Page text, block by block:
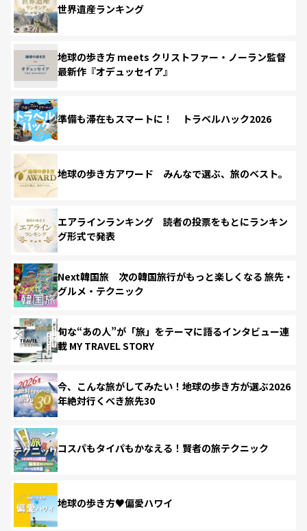
世界遺産ランキング
地球の歩き方 meets クリストファー・ノーラン監督
最新作『オデュッセイア』
準備も滞在もスマートに！ トラベルハック2026
地球の歩き方アワード みんなで選ぶ、旅のベスト。
エアラインランキング 読者の投票をもとにランキン
グ形式で発表
Next韓国旅 次の韓国旅行がもっと楽しくなる 旅先・
グルメ・テクニック
旬な“あの人”が「旅」をテーマに語るインタビュー連
載 MY TRAVEL STORY
今、こんな旅がしてみたい！地球の歩き方が選ぶ2026
年絶対行くべき旅先30
コスパもタイパもかなえる！賢者の旅テクニック
地球の歩き方♥偏愛ハワイ